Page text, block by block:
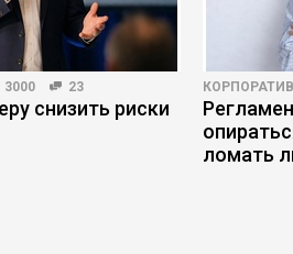
3000 23
снизить риски
ломать